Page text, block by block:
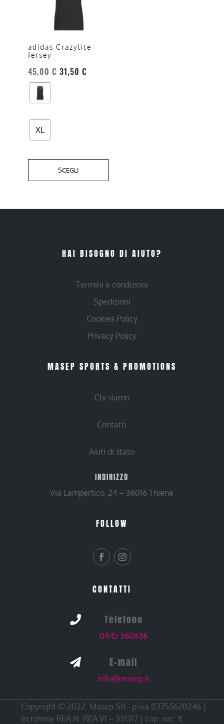
adidas Crazylite
Jersey
45,00€ 31,50 €
XL
SCEGLI
varianti.
opzioni
possono
essere
scelte
nella
del
prodotto
HAI BISOGNO DI AIUTO?
Termini e condizioni
Spedizioni
Cookies Policy
Privacy Policy
MASEP SPORTS & PROMOTIONS
Chi siamo
Contatti
Aiuti di stato
INDIRIZZO
Via Lampertico, 24 – 36016 Thiene
FOLLOW
CONTATTI
 Telefono
0445 360636
 E-mail
info@masep.it
Copyright © 2022. Masep Srl - p.iva 03755620246 |
Iscrizione REA N. REA VI – 351317 | cap. soc. €